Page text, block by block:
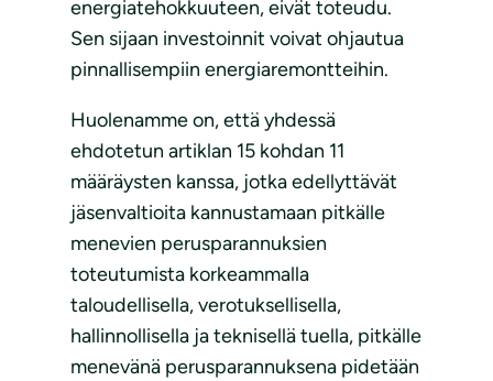
energiatehokkuuteen, eivät toteudu.
Sen sijaan investoinnit voivat ohjautua
pinnallisempiin energiaremontteihin.
Huolenamme on, että yhdessä
ehdotetun artiklan 15 kohdan 11
määräysten kanssa, jotka edellyttävät
jäsenvaltioita kannustamaan pitkälle
menevien perusparannuksien
toteutumista korkeammalla
taloudellisella, verotuksellisella,
hallinnollisella ja teknisellä tuella, pitkälle
menevänä perusparannuksena pidetään